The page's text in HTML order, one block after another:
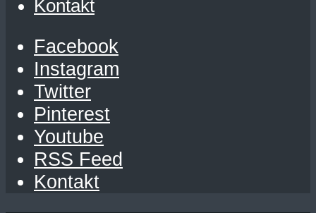
Kontakt
Facebook
Instagram
Twitter
Pinterest
Youtube
RSS Feed
Kontakt